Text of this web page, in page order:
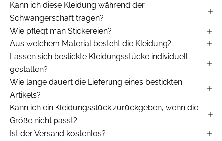
Kann ich diese Kleidung während der
Schwangerschaft tragen?
Wie pflegt man Stickereien?
Aus welchem Material besteht die Kleidung?
Lassen sich bestickte Kleidungsstücke individuell
gestalten?
Wie lange dauert die Lieferung eines bestickten
Artikels?
Kann ich ein Kleidungsstück zurückgeben, wenn die
Größe nicht passt?
Ist der Versand kostenlos?